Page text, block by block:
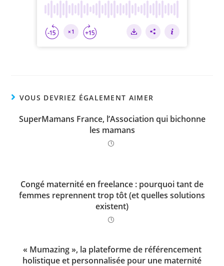
VOUS DEVRIEZ ÉGALEMENT AIMER
SuperMamans France, l’Association qui bichonne
les mamans
Congé maternité en freelance : pourquoi tant de
femmes reprennent trop tôt (et quelles solutions
existent)
« Mumazing », la plateforme de référencement
holistique et personnalisée pour une maternité